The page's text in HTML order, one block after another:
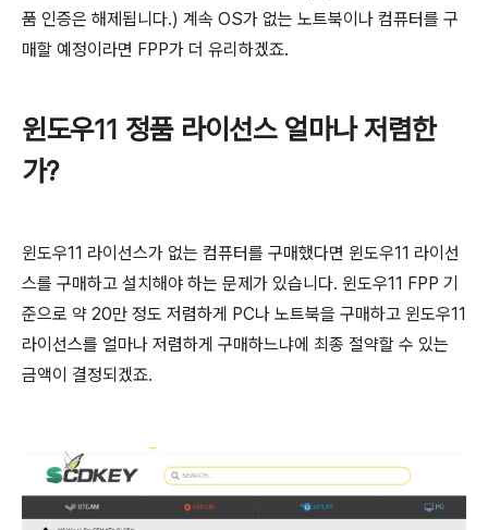
품 인증은 해제됩니다.) 계속 OS가 없는 노트북이나 컴퓨터를 구
매할 예정이라면 FPP가 더 유리하겠죠.
윈도우11 정품 라이선스 얼마나 저렴한
가?
윈도우11 라이선스가 없는 컴퓨터를 구매했다면 윈도우11 라이선
스를 구매하고 설치해야 하는 문제가 있습니다. 윈도우11 FPP 기
준으로 약 20만 정도 저렴하게 PC나 노트북을 구매하고 윈도우11
라이선스를 얼마나 저렴하게 구매하느냐에 최종 절약할 수 있는
금액이 결정되겠죠.